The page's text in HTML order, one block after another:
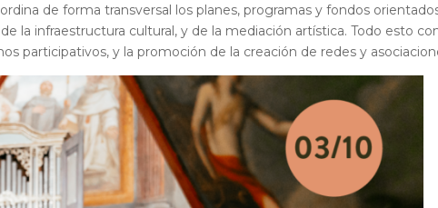
de forma transversal los planes, programas y fondos
la infraestructura cultural, y de la mediación artística. Todo esto
participativos, y la promoción de la creación de redes y